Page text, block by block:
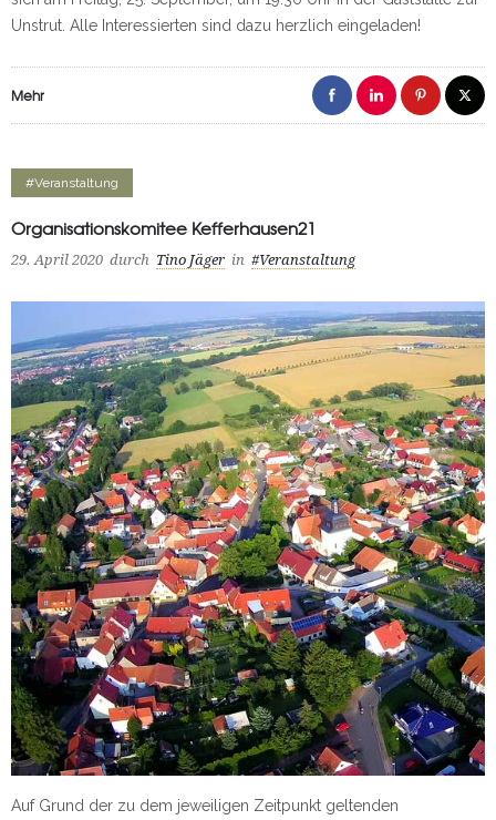
Unstrut. Alle Interessierten sind dazu herzlich eingeladen!
Mehr
#Veranstaltung
Organisationskomitee Kefferhausen21
29. April 2020 durch Tino Jäger in #Veranstaltung
Auf Grund der zu dem jeweiligen Zeitpunkt geltenden